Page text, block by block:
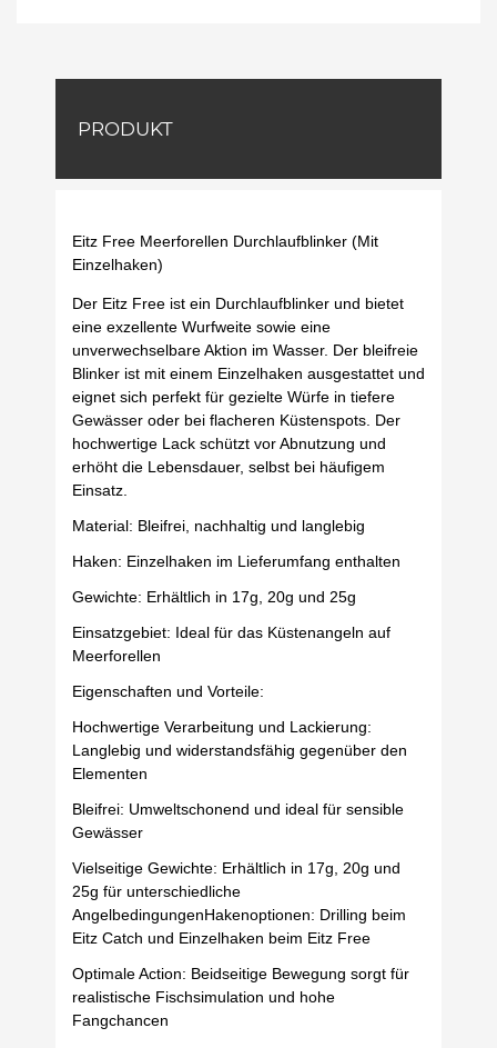
PRODUKT
Eitz Free Meerforellen Durchlaufblinker (Mit
Einzelhaken)
Der Eitz Free ist ein Durchlaufblinker und bietet
eine exzellente Wurfweite sowie eine
unverwechselbare Aktion im Wasser. Der bleifreie
Blinker ist mit einem Einzelhaken ausgestattet und
eignet sich perfekt für gezielte Würfe in tiefere
Gewässer oder bei flacheren Küstenspots. Der
hochwertige Lack schützt vor Abnutzung und
erhöht die Lebensdauer, selbst bei häufigem
Einsatz.
Material: Bleifrei, nachhaltig und langlebig
Haken: Einzelhaken im Lieferumfang enthalten
Gewichte: Erhältlich in 17g, 20g und 25g
Einsatzgebiet: Ideal für das Küstenangeln auf
Meerforellen
Eigenschaften und Vorteile:
Hochwertige Verarbeitung und Lackierung:
Langlebig und widerstandsfähig gegenüber den
Elementen
Bleifrei: Umweltschonend und ideal für sensible
Gewässer
Vielseitige Gewichte: Erhältlich in 17g, 20g und
25g für unterschiedliche
AngelbedingungenHakenoptionen: Drilling beim
Eitz Catch und Einzelhaken beim Eitz Free
Optimale Action: Beidseitige Bewegung sorgt für
realistische Fischsimulation und hohe
Fangchancen